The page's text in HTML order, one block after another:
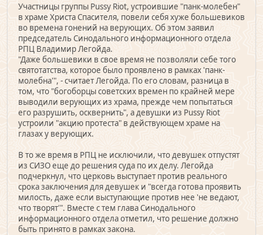
Участницы группы Pussy Riot, устроившие "панк-молебен"
в храме Христа Спасителя, повели себя хуже большевиков
во времена гонений на верующих. Об этом заявил
председатель Синодального информационного отдела
РПЦ Владимир Легойда.
"Даже большевики в свое время не позволяли себе того
святотатства, которое было проявлено в рамках 'панк-
молебна'", - считает Легойда. По его словам, разница в
том, что "богоборцы советских времен по крайней мере
выводили верующих из храма, прежде чем попытаться
его разрушить, осквернить", а девушки из Pussy Riot
устроили "акцию протеста" в действующем храме на
глазах у верующих.
В то же время в РПЦ не исключили, что девушек отпустят
из СИЗО еще до решения суда по их делу. Легойда
подчеркнул, что церковь выступает против реального
срока заключения для девушек и "всегда готова проявить
милость, даже если выступающие против нее 'не ведают,
что творят'". Вместе с тем глава Синодального
информационного отдела отметил, что решение должно
быть принято в рамках закона.